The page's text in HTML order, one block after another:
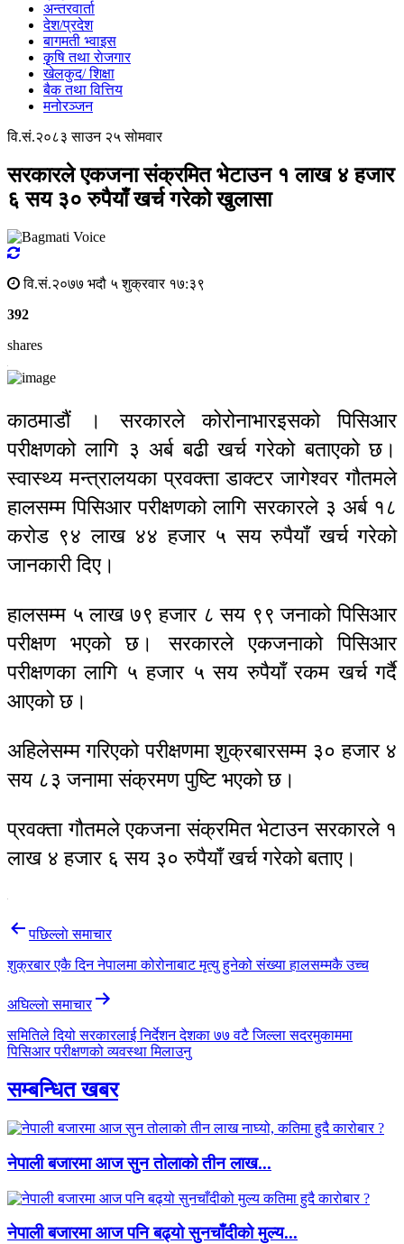
अन्तरवार्ता
देश/प्रदेश
बागमती भ्वाइस
कृृषि तथा राेजगार
खेलकुद/ शिक्षा
बैक तथा वित्तिय
मनोरञ्जन
वि.सं.२०८३ साउन २५ सोमवार
सरकारले एकजना संक्रमित भेटाउन १ लाख ४ हजार
६ सय ३० रुपैयाँ खर्च गरेको खुलासा
वि.सं.२०७७ भदौ ५ शुक्रवार १७:३९
392
shares
काठमाडौं । सरकारले कोरोनाभारइसको पिसिआर
परीक्षणको लागि ३ अर्ब बढी खर्च गरेको बताएको छ।
स्वास्थ्य मन्त्रालयका प्रवक्ता डाक्टर जागेश्वर गौतमले
हालसम्म पिसिआर परीक्षणको लागि सरकारले ३ अर्ब १८
करोड ९४ लाख ४४ हजार ५ सय रुपैयाँ खर्च गरेको
जानकारी दिए।
हालसम्म ५ लाख ७९ हजार ८ सय ९९ जनाको पिसिआर
परीक्षण भएको छ। सरकारले एकजनाको पिसिआर
परीक्षणका लागि ५ हजार ५ सय रुपैयाँ रकम खर्च गर्दै
आएको छ।
अहिलेसम्म गरिएको परीक्षणमा शुक्रबारसम्म ३० हजार ४
सय ८३ जनामा संक्रमण पुष्टि भएको छ।
प्रवक्ता गौतमले एकजना संक्रमित भेटाउन सरकारले १
लाख ४ हजार ६ सय ३० रुपैयाँ खर्च गरेको बताए।
Post
navigation
पछिल्लाे समाचार
शुक्रबार एकै दिन नेपालमा कोरोनाबाट मृत्यु हुनेको संख्या हालसम्मकै उच्च
अघिल्लाे समाचार
समितिले दियो सरकारलाई निर्देशन देशका ७७ वटै जिल्ला सदरमुकाममा
पिसिआर परीक्षणको व्यवस्था मिलाउनु
सम्बन्धित खबर
नेपाली बजारमा आज सुन तोलाको तीन लाख...
नेपाली बजारमा आज पनि बढ्यो सुनचाँदीको मुल्य...